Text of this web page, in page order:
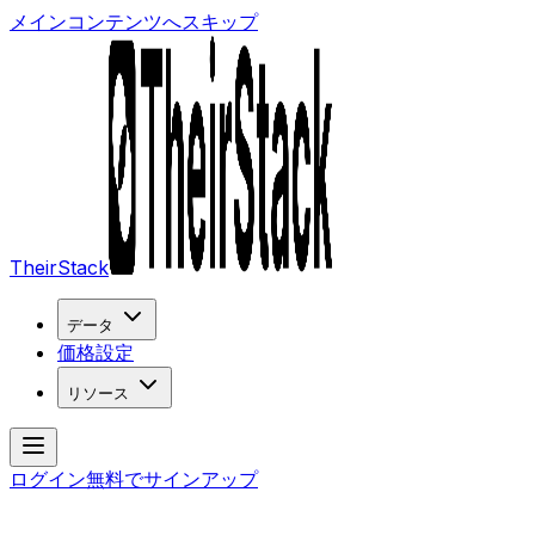
メインコンテンツへスキップ
TheirStack
データ
価格設定
リソース
ログイン無料でサインアップ